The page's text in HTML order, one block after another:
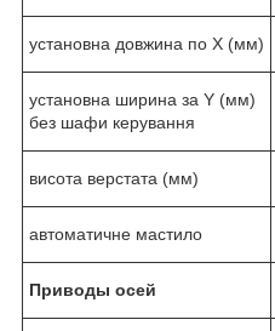
установна довжина по X (мм)
установна ширина за Y (мм)
без шафи керування
висота верстата (мм)
автоматичне мастило
Приводы осей